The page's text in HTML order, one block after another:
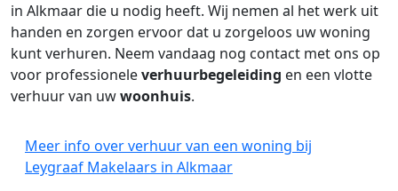
in Alkmaar die u nodig heeft. Wij nemen al het werk uit
handen en zorgen ervoor dat u zorgeloos uw woning
kunt verhuren. Neem vandaag nog contact met ons op
voor professioneleverhuurbegeleiding en een vlotte
verhuur van uwwoonhuis.
Meer info over verhuur van een woning bij
Leygraaf Makelaars in Alkmaar